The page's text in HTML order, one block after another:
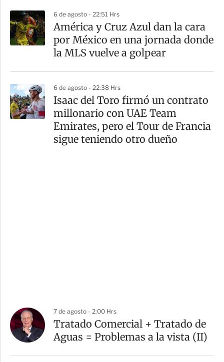
6 de agosto - 22:51 Hrs
América y Cruz Azul dan la cara
por México en una jornada donde
la MLS vuelve a golpear
6 de agosto - 22:38 Hrs
Isaac del Toro firmó un contrato
millonario con UAE Team
Emirates, pero el Tour de Francia
sigue teniendo otro dueño
7 de agosto - 2:00 Hrs
Tratado Comercial + Tratado de
Aguas = Problemas a la vista (II)